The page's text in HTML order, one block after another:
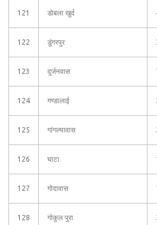
121 डोबला खुर्द
122 डुंगरपुर
123 दुर्जनवास
124 गण्डालाई
125 गांगल्यावास
126 घाटा
127 गोदावास
128 गोकुल पुरा